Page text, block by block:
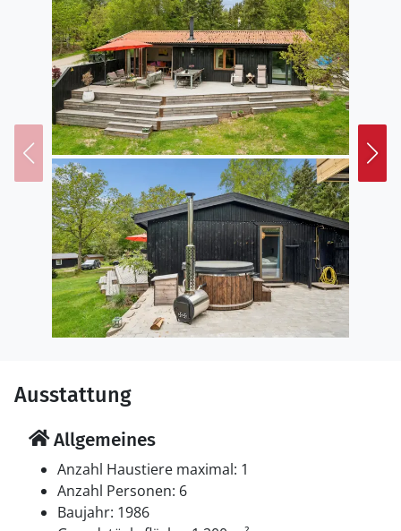
Ausstattung
Allgemeines
Anzahl Haustiere maximal: 1
Anzahl Personen: 6
Baujahr: 1986